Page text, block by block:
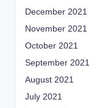
December 2021
November 2021
October 2021
September 2021
August 2021
July 2021